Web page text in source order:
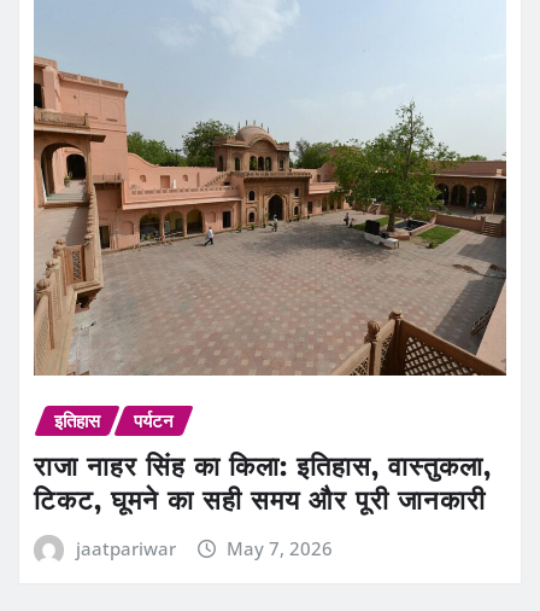
इतिहास पर्यटन
राजा नाहर सिंह का किला: इतिहास, वास्तुकला,
टिकट, घूमने का सही समय और पूरी जानकारी
jaatpariwar May 7, 2026